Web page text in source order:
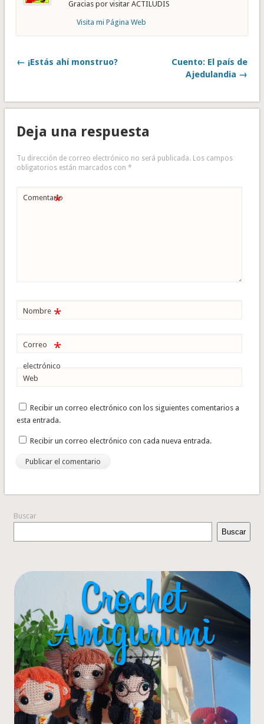
Gracias por visitar ACTILUDIS
Visita mi Página Web
← ¡Estás ahí monstruo?
Cuento: El país de
Ajedulandia →
Deja una respuesta
Tu dirección de correo electrónico no será publicada. Los campos
obligatorios están marcados con *
Comentario
*
Nombre *
Correo
electrónico
*
Web
Recibir un correo electrónico con los siguientes comentarios a
esta entrada.
Recibir un correo electrónico con cada nueva entrada.
Buscar
Buscar